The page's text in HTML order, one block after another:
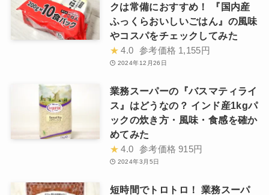
クは常備におすすめ！ 『国内産
ふっくらおいしいごはん』の風味
やコスパをチェックしてみた
★ 4.0 参考価格 1,155円
2024年12月26日
業務スーパーの『バスマティライ
ス』はどうなの？ インド産1kgパ
ックの炊き方・風味・食感を確か
めてみた
★ 4.0 参考価格 915円
2024年3月5日
短時間でトロトロ！ 業務スーパ